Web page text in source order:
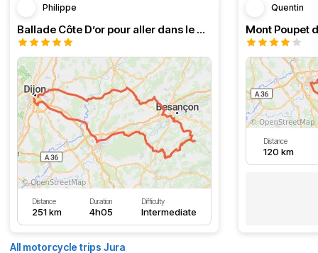
Philippe
Ballade Côte D’or pour aller dans le Doubs
Distance
251 km
Duration
4h05
Difficulty
Intermediate
Quentin
Mont Poupet
Distance
120 km
All motorcycle trips Jura